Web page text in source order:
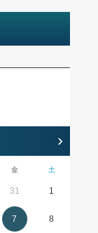
›
金 土
31 1
7 8